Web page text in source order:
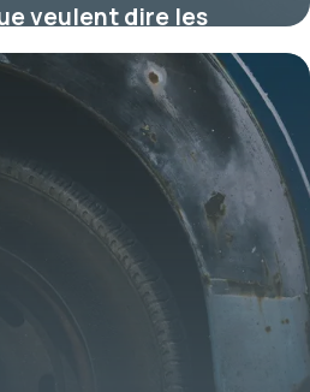
veulent dire les
pneu ?